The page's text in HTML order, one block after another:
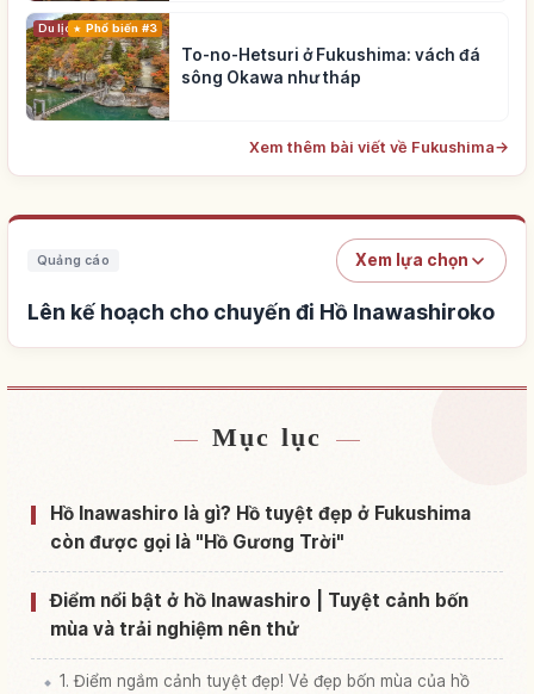
Du lịch Phổ biến #3
To-no-Hetsuri ở Fukushima: vách đá
sông Okawa như tháp
Xem thêm bài viết về Fukushima→
Quảng cáo Xem lựa chọn
Lên kế hoạch cho chuyến đi Hồ Inawashiroko
Tìm chỗ ở gần Hồ Inawashiroko
Tìm trải nghiệm tại Hồ Inawashiroko↗
Mục lục
Hồ Inawashiro là gì? Hồ tuyệt đẹp ở Fukushima
còn được gọi là "Hồ Gương Trời"
Điểm nổi bật ở hồ Inawashiro | Tuyệt cảnh bốn
mùa và trải nghiệm nên thử
1. Điểm ngắm cảnh tuyệt đẹp! Vẻ đẹp bốn mùa của hồ